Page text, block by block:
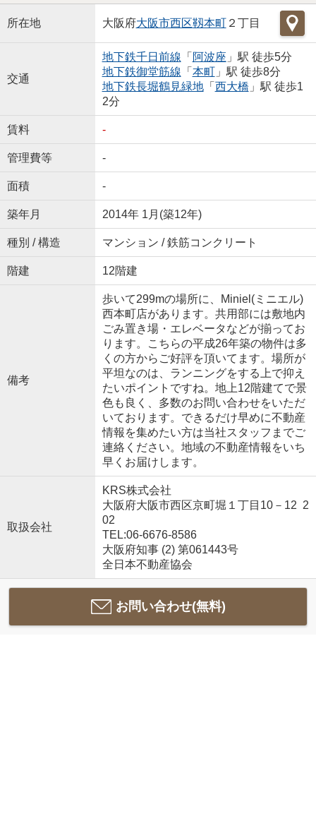
所在地 大阪府大阪市西区靱本町２丁目
交通
地下鉄千日前線 「 阿波座 」駅 徒歩5分
地下鉄御堂筋線 「 本町」駅 徒歩8分
地下鉄長堀鶴見緑地「 西大橋 」駅 徒歩1
2分
賃料 -
管理費等 -
面積 -
築年月 2014年 1月(築12年)
種別 / 構造 マンション / 鉄筋コンクリート
階建 12階建
備考
歩いて299mの場所に、Miniel(ミニエル)
西本町店があります。共用部には敷地内
ごみ置き場・エレベータなどが揃ってお
ります。こちらの平成26年築の物件は多
くの方からご好評を頂いてます。場所が
平坦なのは、ランニングをする上で抑え
たいポイントですね。地上12階建てで景
色も良く、多数のお問い合わせをいただ
いております。できるだけ早めに不動産
情報を集めたい方は当社スタッフまでご
連絡ください。地域の不動産情報をいち
早くお届けします。
取扱会社
KRS株式会社
大阪府大阪市西区京町堀１丁目10－12 2
02
TEL:06-6676-8586
大阪府知事 (2) 第061443号
全日本不動産協会
お問い合わせ(無料)